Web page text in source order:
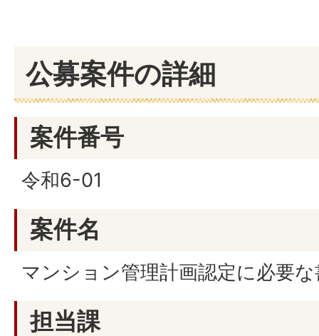
公募案件の詳細
案件番号
令和6-01
案件名
マンション管理計画認定に必要
担当課